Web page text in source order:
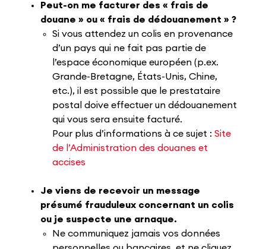
Peut-on me facturer des « frais de
douane » ou « frais de dédouanement » ?
Si vous attendez un colis en provenance
d’un pays qui ne fait pas partie de
l’espace économique européen (p.ex.
Grande-Bretagne, États-Unis, Chine,
etc.), il est possible que le prestataire
postal doive effectuer un dédouanement
qui vous sera ensuite facturé.
Pour plus d’informations à ce sujet : Site
de l’Administration des douanes et
accises
Je viens de recevoir un message
présumé frauduleux concernant un colis
ou je suspecte une arnaque.
Ne communiquez jamais vos données